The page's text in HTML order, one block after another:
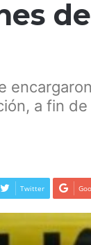
a fin
Twitter